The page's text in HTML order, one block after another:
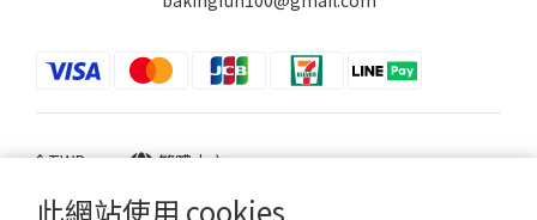
此網站使用 cookies
$TWD 繁體中文